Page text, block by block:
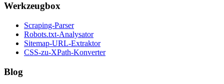
Werkzeugbox
Scraping-Parser
Robots.txt-Analysator
Sitemap-URL-Extraktor
CSS-zu-XPath-Konverter
Blog